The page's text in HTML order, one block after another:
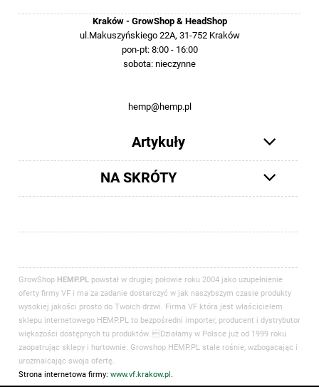
Kraków - GrowShop & HeadShop
ul.Makuszyńskiego 22A, 31-752 Kraków
pon-pt: 8:00 - 16:00
sobota: nieczynne
hemp@hemp.pl
Artykuły
NA SKRÓTY
GrowShop HEMP.PL powstał w drugiej połowie roku 2004 jako uzupełnienie
oferty firmy VF i ma za zadanie dostarczyć w jak naszybszym czasie produkty
wysokiej jakości prosto do Twoich drzwi. Firma VF która jest właścicielem
sklepu internetowego HEMP.PL to bezpośredni importer, producent i dystrybutor
większości dostępnych tu produktów. Działamy w Polsce już od 1999 roku
zaopatrując sklepy i hurtownie. Growshop HEMP.PL stale rośnie, wzbogacając i
urozmaicając swoja ofertę.
Strona internetowa firmy: www.vf.krakow.pl.